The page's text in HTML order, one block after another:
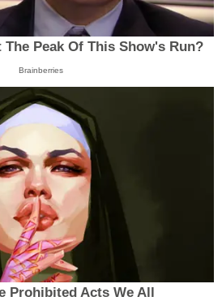
The Peak Of This Show's Run?
Brainberries
Prohibited Acts We All